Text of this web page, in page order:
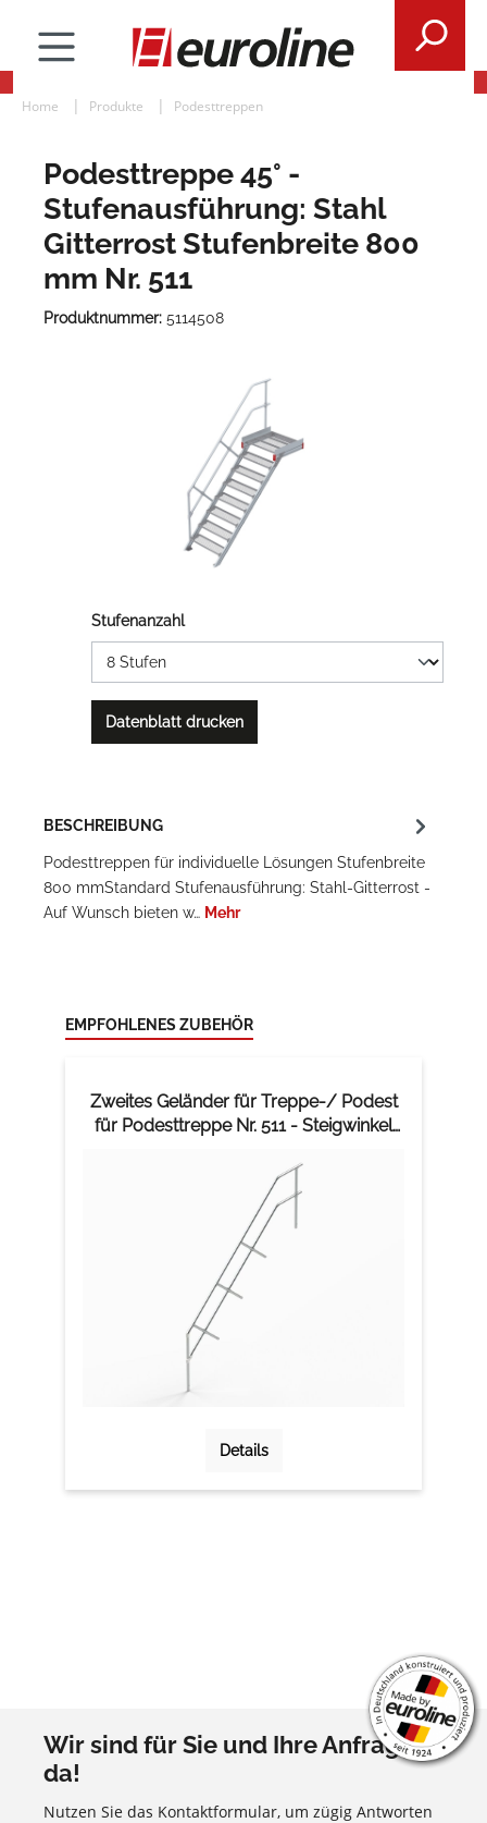
Home Produkte Podesttreppen
Podesttreppe 45° -
Stufenausführung: Stahl
Gitterrost Stufenbreite 800
mm Nr. 511
Produktnummer: 5114508
Stufenanzahl
Datenblatt drucken
BESCHREIBUNG
Podesttreppen für individuelle Lösungen Stufenbreite
800 mmStandard Stufenausführung: Stahl-Gitterrost -
Auf Wunsch bieten w… Mehr
EMPFOHLENES ZUBEHÖR
Zweites Geländer für Treppe-/ Podest
für Podesttreppe Nr. 511 - Steigwinkel
Details
Wir sind für Sie und Ihre Anfragen
da!
Nutzen Sie das Kontaktformular, um zügig Antworten